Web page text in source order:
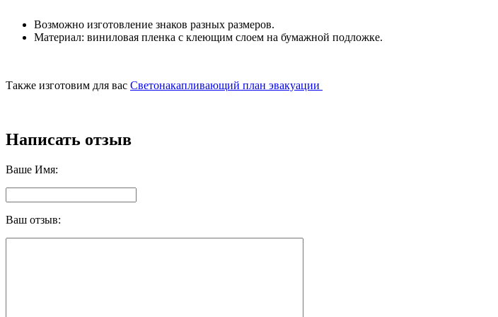
Возможно изготовление знаков разных размеров.
Материал: виниловая пленка с клеющим слоем на бумажной подложке.
Также изготовим для вас Светонакапливающий план эвакуации
Написать отзыв
Ваше Имя:
Ваш отзыв: